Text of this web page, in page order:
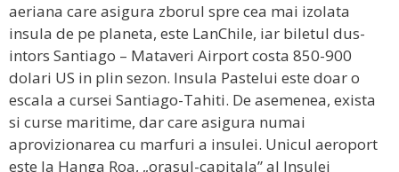
aeriana care asigura zborul spre cea mai izolata
insula de pe planeta, este LanChile, iar biletul dus-
intors Santiago – Mataveri Airport costa 850-900
dolari US in plin sezon. Insula Pastelui este doar o
escala a cursei Santiago-Tahiti. De asemenea, exista
si curse maritime, dar care asigura numai
aprovizionarea cu marfuri a insulei. Unicul aeroport
este la Hanga Roa, „orasul-capitala” al Insulei